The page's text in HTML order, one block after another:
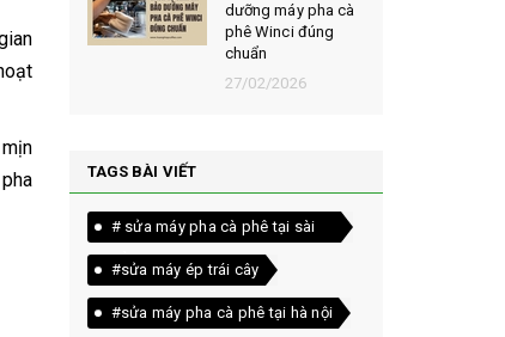
dưỡng máy pha cà
phê Winci đúng
chuẩn
27/02/2026
TAGS BÀI VIẾT
# sửa máy pha cà phê tại sài
gòn
#sửa máy ép trái cây
#sửa máy pha cà phê tại hà nội